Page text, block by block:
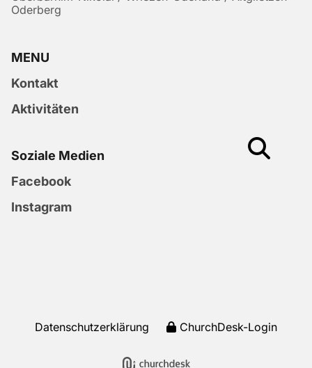
Oderberg
MENU
Kontakt
Aktivitäten
Soziale Medien
Facebook
Instagram
Datenschutzerklärung ChurchDesk-Login